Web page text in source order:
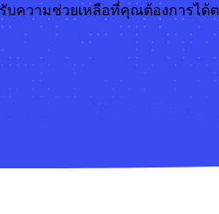
ความช่วยเหลือที่คุณต้องการได้